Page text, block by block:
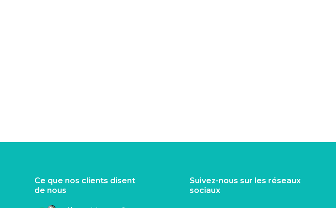
Ce que nos clients disent
de nous
Suivez-nous sur les réseaux
sociaux